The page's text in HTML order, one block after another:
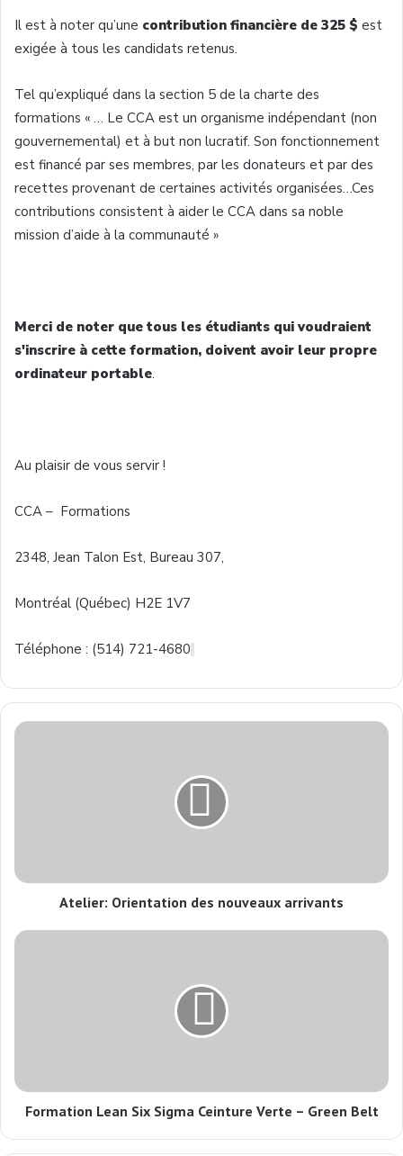
Il est à noter qu’une contribution financière de 325 $ est
exigée à tous les candidats retenus.
Tel qu’expliqué dans la section 5 de la charte des
formations « … Le CCA est un organisme indépendant (non
gouvernemental) et à but non lucratif. Son fonctionnement
est financé par ses membres, par les donateurs et par des
recettes provenant de certaines activités organisées…Ces
contributions consistent à aider le CCA dans sa noble
mission d’aide à la communauté »
Merci de noter que tous les étudiants qui voudraient
s'inscrire à cette formation, doivent avoir leur propre
ordinateur portable.
Au plaisir de vous servir !
CCA – Formations
2348, Jean Talon Est, Bureau 307,
Montréal (Québec) H2E 1V7
Téléphone : (514) 721-4680
Atelier: Orientation des nouveaux arrivants
Formation Lean Six Sigma Ceinture Verte – Green Belt